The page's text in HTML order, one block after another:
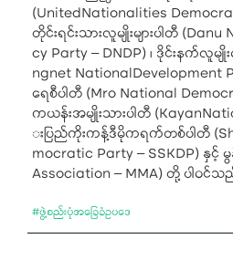
(UnitedNationalities
တိုင်းရင်းသားလူမျိုးများပါတီ
cy Party – DNDP) ၊ ဒိုင်းနက်လူမျို
ngnet NationalDevelopment
ရေစီပါတီ (Mro National
ကယန်းအမျိုးသားပါတီ
းပြည်ကိုးကန့်ဒီမိုကရက်တစ်ပါတီ
mocratic Party – SSKDP) နှင့်
Association – MMA) တို့ ပါဝင်သ
#ဖွဲ့စည်းပုံအခြေခံဥပဒေ